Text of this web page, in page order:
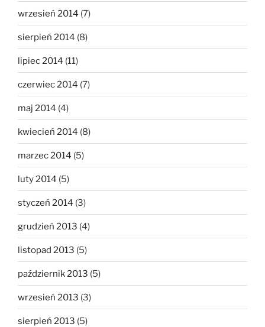
wrzesień 2014 (7)
sierpień 2014 (8)
lipiec 2014 (11)
czerwiec 2014 (7)
maj 2014 (4)
kwiecień 2014 (8)
marzec 2014 (5)
luty 2014 (5)
styczeń 2014 (3)
grudzień 2013 (4)
listopad 2013 (5)
październik 2013 (5)
wrzesień 2013 (3)
sierpień 2013 (5)